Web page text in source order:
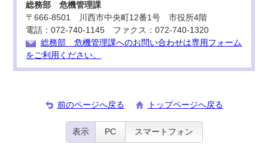
総務部 危機管理課
〒666-8501 川西市中央町12番1号 市役所4階
電話：072-740-1145 ファクス：072-740-1320
総務部 危機管理課へのお問い合わせは専用フォーム
をご利用ください。
前のページへ戻る トップページへ戻る
表示 PC スマートフォン